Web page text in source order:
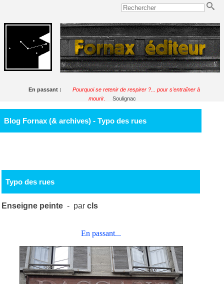
En passant :
Pourquoi se retenir de respirer ?... pour s'entraîner à
mourir.
Soulignac
Blog Fornax (& archives) - Typo des rues
Typo des rues
Enseigne peinte - parcls
En passant...